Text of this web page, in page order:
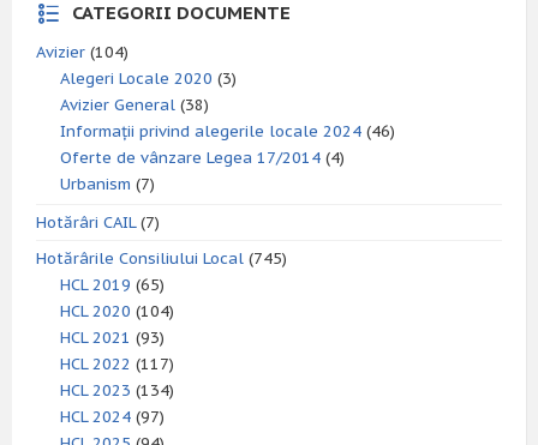
CATEGORII DOCUMENTE
Avizier (104)
Alegeri Locale 2020 (3)
Avizier General (38)
Informații privind alegerile locale 2024 (46)
Oferte de vânzare Legea 17/2014 (4)
Urbanism (7)
Hotărâri CAIL(7)
Hotărârile Consiliului Local (745)
HCL 2019 (65)
HCL 2020 (104)
HCL 2021 (93)
HCL 2022 (117)
HCL 2023 (134)
HCL 2024 (97)